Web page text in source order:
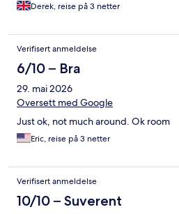
Derek, reise på 3 netter
Verifisert anmeldelse
6/10 – Bra
29. mai 2026
Oversett med Google
Just ok, not much around. Ok room
Eric, reise på 3 netter
Verifisert anmeldelse
10/10 – Suverent